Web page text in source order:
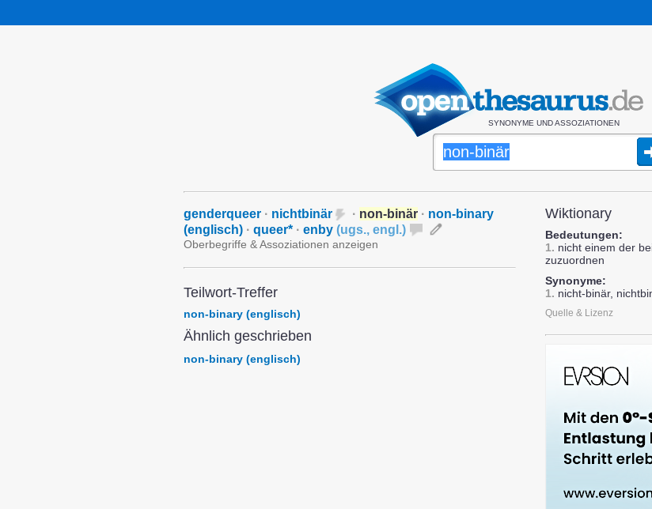
SYNONYME UND ASSOZIATIONEN
genderqueer · nichtbinär · non-binär · non-binary
(englisch) · queer* · enby (ugs., engl.)
Oberbegriffe & Assoziationen anzeigen
Teilwort-Treffer
non-binary (englisch)
Ähnlich geschrieben
non-binary (englisch)
Wiktionary
Bedeutungen:
1. nicht einem der
zuzuordnen
Synonyme:
1. nicht-binär,
Quelle & Lizenz